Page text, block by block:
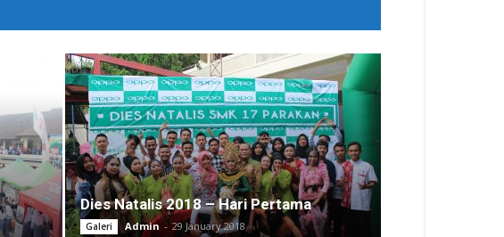
Dies Natalis 2018 – Hari Pertama
Galeri Admin - 29 January 2018